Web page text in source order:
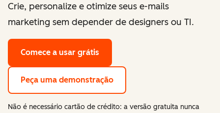
Crie, personalize e otimize seus e-mails
marketing sem depender de designers ou TI.
Comece a usar grátis
Peça uma demonstração
Não é necessário cartão de crédito: a versão gratuita nunca